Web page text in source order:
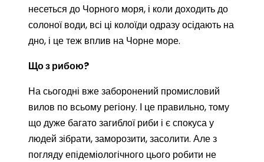
несеться до Чорного моря, і коли доходить до
солоної води, всі ці колоїди одразу осідають на
дно, і це теж вплив на Чорне море.
Що з рибою?
На сьогодні вже заборонений промисловий
вилов по всьому регіону. І це правильно, тому
що дуже багато загиблої риби і є спокуса у
людей зібрати, заморозити, засолити. Але з
погляду епідеміологічного цього робити не